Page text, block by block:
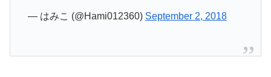
— はみこ (@Hami012360) September 2, 2018